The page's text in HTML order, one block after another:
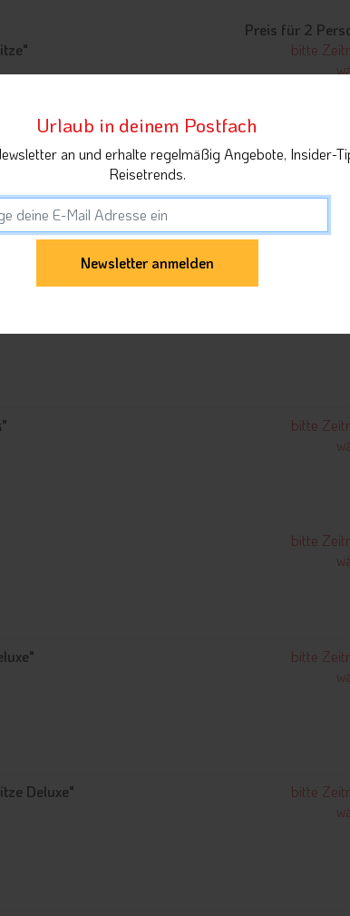
Preis für 2
bitte
bitte
bitte
bitte
Deluxe"
bitte
Urlaub in deinem Postfach
an und erhalte regelmäßig Angebote, Insider-
Reisetrends.